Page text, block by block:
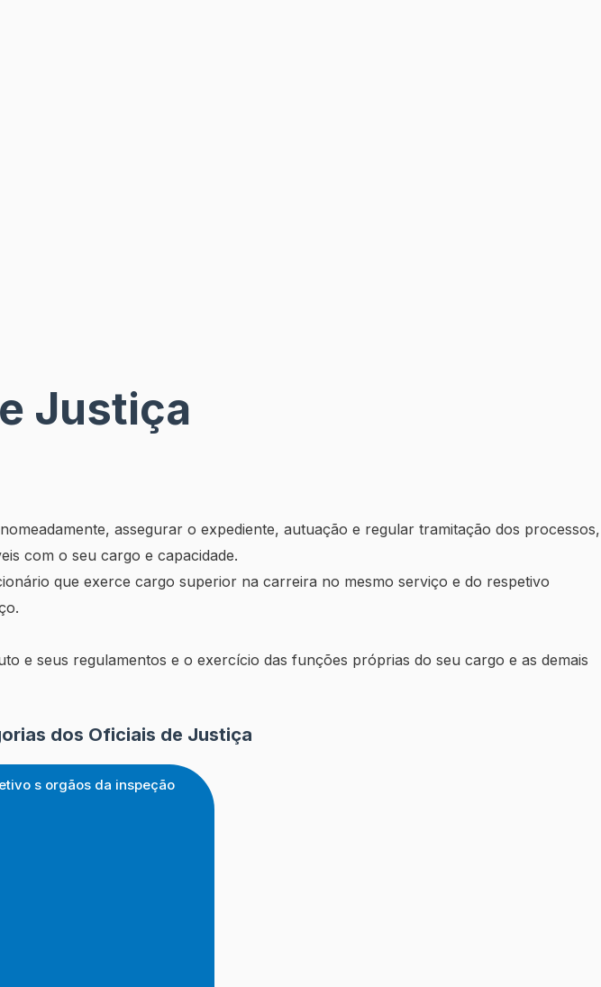
Justiça
assegurar o expediente, autuação e regular tramitação dos processos,
com o seu cargo e capacidade.
que exerce cargo superior na carreira no mesmo serviço e do respetivo
e seus regulamentos e o exercício das funções próprias do seu cargo e as demais
dos Oficiais de Justiça
s orgãos da inspeção